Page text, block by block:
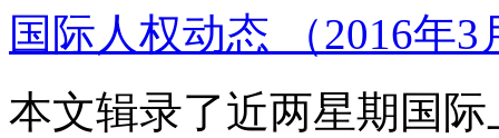
国际人权动态 （2016年
本文辑录了近两星期国